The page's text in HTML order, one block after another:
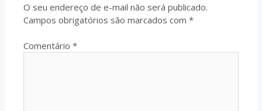
O seu endereço de e-mail não será publicado.
Campos obrigatórios são marcados com*
Comentário*